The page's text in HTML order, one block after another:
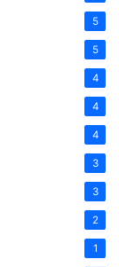
5
5
4
4
4
3
3
2
1